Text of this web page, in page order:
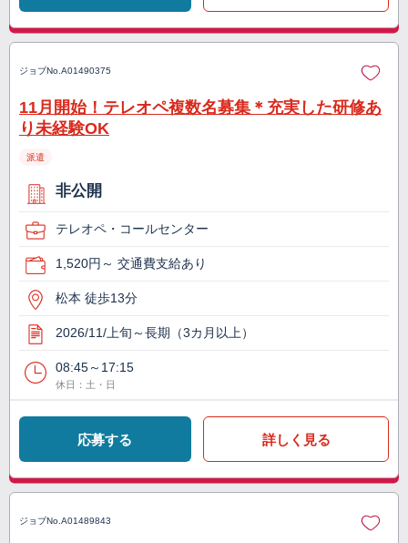
ジョブNo. A01490375
11月開始！テレオペ複数名募集＊充実した研修あ
り未経験OK
派遣
非公開
テレオペ・コールセンター
1,520円～ 交通費支給あり
松本 徒歩13分
2026/11/上旬～長期（3カ月以上）
08:45～17:15
休日：土・日
応募する 詳しく見る
ジョブNo. A01489843